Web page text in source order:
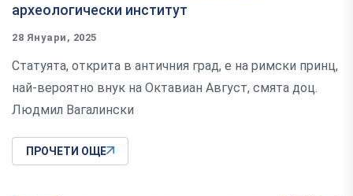
археологически институт
28 Януари, 2025
Статуята, открита в античния град, е на римски принц,
най-вероятно внук на Октавиан Август, смята доц.
Людмил Вагалински
ПРОЧЕТИ ОЩЕ